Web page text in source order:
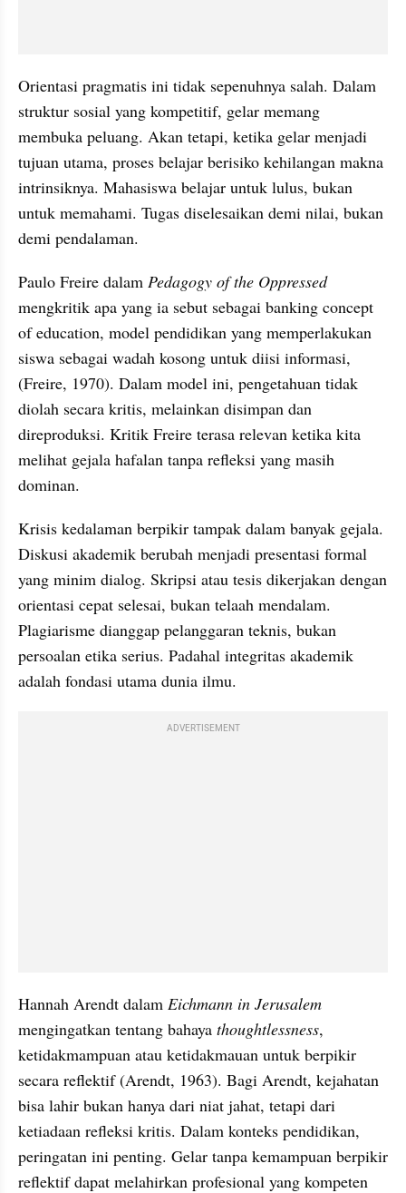
Orientasi pragmatis ini tidak sepenuhnya salah. Dalam
struktur sosial yang kompetitif, gelar memang
membuka peluang. Akan tetapi, ketika gelar menjadi
tujuan utama, proses belajar berisiko kehilangan makna
intrinsiknya. Mahasiswa belajar untuk lulus, bukan
untuk memahami. Tugas diselesaikan demi nilai, bukan
demi pendalaman.
Paulo Freire dalam Pedagogy of the Oppressed
mengkritik apa yang ia sebut sebagai banking concept
of education, model pendidikan yang memperlakukan
siswa sebagai wadah kosong untuk diisi informasi,
(Freire, 1970). Dalam model ini, pengetahuan tidak
diolah secara kritis, melainkan disimpan dan
direproduksi. Kritik Freire terasa relevan ketika kita
melihat gejala hafalan tanpa refleksi yang masih
dominan.
Krisis kedalaman berpikir tampak dalam banyak gejala.
Diskusi akademik berubah menjadi presentasi formal
yang minim dialog. Skripsi atau tesis dikerjakan dengan
orientasi cepat selesai, bukan telaah mendalam.
Plagiarisme dianggap pelanggaran teknis, bukan
persoalan etika serius. Padahal integritas akademik
adalah fondasi utama dunia ilmu.
ADVERTISEMENT
Hannah Arendt dalam Eichmann in Jerusalem
mengingatkan tentang bahaya thoughtlessness,
ketidakmampuan atau ketidakmauan untuk berpikir
secara reflektif (Arendt, 1963). Bagi Arendt, kejahatan
bisa lahir bukan hanya dari niat jahat, tetapi dari
ketiadaan refleksi kritis. Dalam konteks pendidikan,
peringatan ini penting. Gelar tanpa kemampuan berpikir
reflektif dapat melahirkan profesional yang kompeten